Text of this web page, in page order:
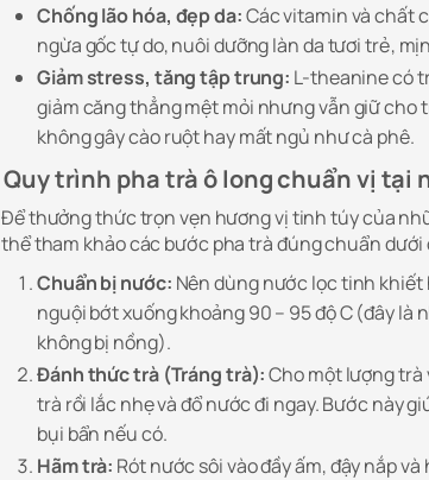
Chống lão hóa, đẹp da:Các vitamin và chất
ngừa gốc tự do, nuôi dưỡng làn da tươi trẻ,
Giảm stress, tăng tập trung: L-theanine có
giảm căng thẳng mệt mỏi nhưng vẫn giữ cho
không gây cào ruột hay mất ngủ như cà phê.
Quy trình pha trà ô long chuẩn vị tại
Để thưởng thức trọn vẹn hương vị tinh túy của
thể tham khảo các bước pha trà đúng chuẩn dưới
Chuẩn bị nước: Nên dùng nước lọc tinh
nguội bớt xuống khoảng 90 – 95 độ C (đây là
không bị nồng).
Đánh thức trà (Tráng trà):Cho một lượng trà
trà rồi lắc nhẹ và đổ nước đi ngay. Bước này
bụi bẩn nếu có.
Hãm trà: Rót nước sôi vào đầy ấm, đậy nắp